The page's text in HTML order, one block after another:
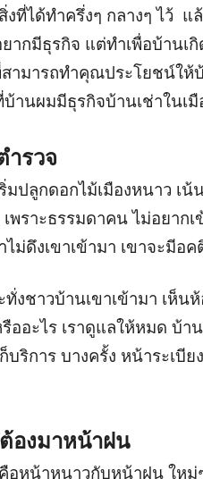
ที่ได้ทำครึ่งๆ กลางๆ ไว้ แ
ากมีธุรกิจ แต่ทำเพื่อบ้านเ
ามารถทำคุณประโยชน์ให้
านผมมีธุรกิจบ้านเช่าในเ
รวจ
ปลูกดอกไม้เมืองหนาว เน้
พราะธรรมดาคน ไม่อยากเ
ม่ดึงเขาเข้ามา เขาจะมีอ
งชาวบ้านเขาเข้ามา เห็น
ออะไร เราดูแลให้หมด บ้า
ริการ บางครั้ง หน้าระเบี
องมาหน้าฝน
อหน้าหนาวกับหน้าฝน ให